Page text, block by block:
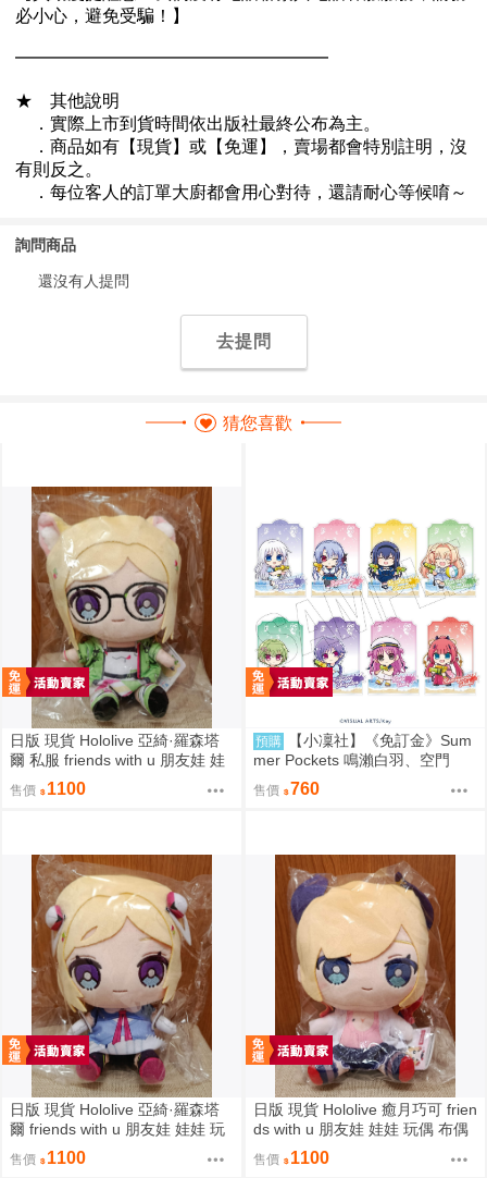
詢問商品
還沒有人提問
去提問
猜您喜歡
日版 現貨 Hololive 亞綺·羅森塔
爾 私服 friends with u 朋友娃 娃
娃 玩偶 布偶 亞綺羅森 Akirose
アキ・ローゼンタール
售價 1100
預購
【小凜社】《免訂金》Sum
mer Pockets 鳴瀨白羽、空門
蒼、久島鷗、紬溫達斯 壓克力立
牌 吊飾 壓克力御守
售價 760
日版 現貨 Hololive 亞綺·羅森塔
爾 friends with u 朋友娃 娃娃 玩
偶 布偶 亞綺羅森 Akirose アキ・
ローゼンタール
售價 1100
日版 現貨 Hololive 癒月巧可 frien
ds with u 朋友娃 娃娃 玩偶 布偶
癒月ちょこ
售價 1100